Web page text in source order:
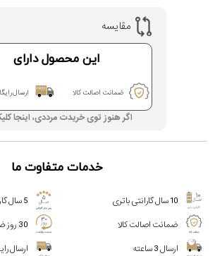
مقایسه
این محصول دارای
ضمانت اصالت کالا ارسال
اگر هنوز توی خریدت مرددی، اینجا
خدمات متفاوت ما
10 سال گارانتی باتری
5 سال گارنتی ساعت مچی
ضمانت اصالت کالا
30 روز ضمانت بازگشت
ارسال 3 ساعته
ارسال